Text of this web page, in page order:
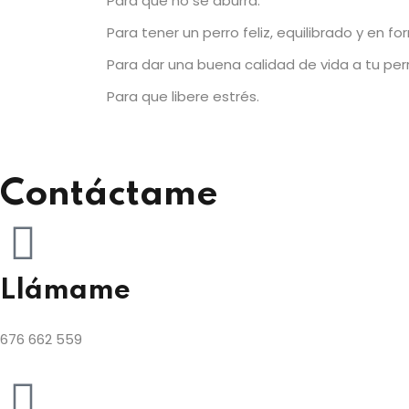
Para tener un perro feliz, equilibrado y en
Para dar una buena calidad de vida a tu
Para que libere estrés.
Contáctame
Llámame
676 662 559